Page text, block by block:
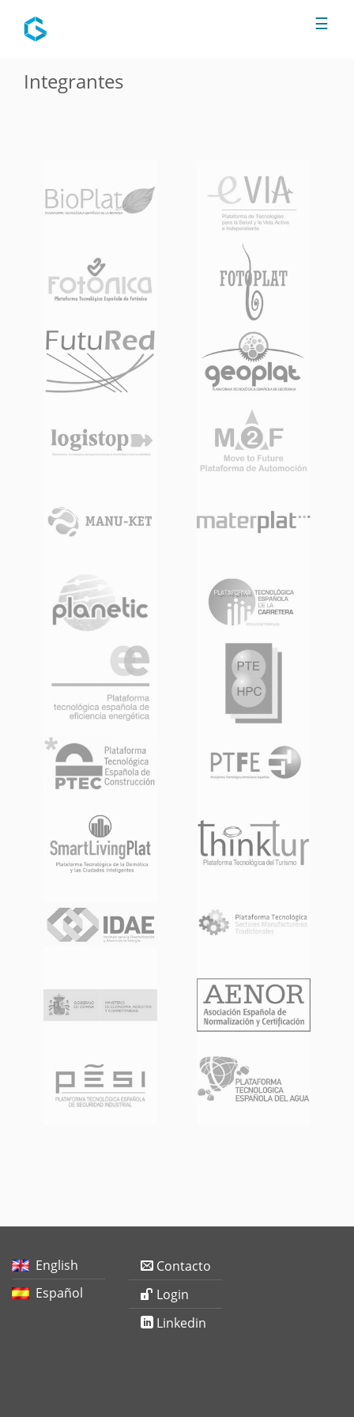
Integrantes
English
Español
Contacto
Login
Linkedin
☰